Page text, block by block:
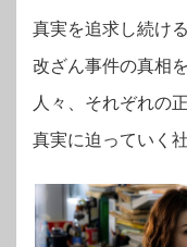
真実を追求し続け
改ざん事件の真相
人々、それぞれの
真実に迫っていく